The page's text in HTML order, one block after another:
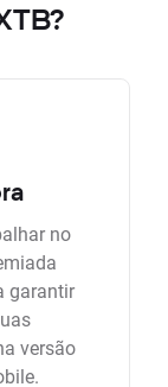
no
garantir
versão